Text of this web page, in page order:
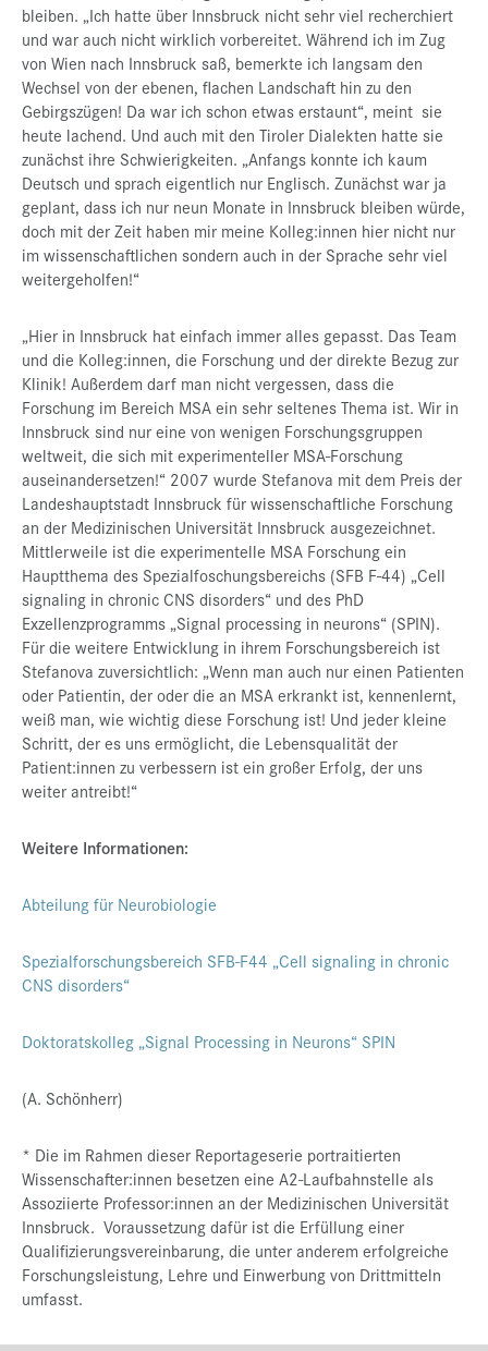
bleiben. „Ich hatte über Innsbruck nicht sehr viel recherchiert
und war auch nicht wirklich vorbereitet. Während ich im Zug
von Wien nach Innsbruck saß, bemerkte ich langsam den
Wechsel von der ebenen, flachen Landschaft hin zu den
Gebirgszügen! Da war ich schon etwas erstaunt“, meint sie
heute lachend. Und auch mit den Tiroler Dialekten hatte sie
zunächst ihre Schwierigkeiten. „Anfangs konnte ich kaum
Deutsch und sprach eigentlich nur Englisch. Zunächst war ja
geplant, dass ich nur neun Monate in Innsbruck bleiben würde,
doch mit der Zeit haben mir meine Kolleg:innen hier nicht nur
im wissenschaftlichen sondern auch in der Sprache sehr viel
weitergeholfen!“
„Hier in Innsbruck hat einfach immer alles gepasst. Das Team
und die Kolleg:innen, die Forschung und der direkte Bezug zur
Klinik! Außerdem darf man nicht vergessen, dass die
Forschung im Bereich MSA ein sehr seltenes Thema ist. Wir in
Innsbruck sind nur eine von wenigen Forschungsgruppen
weltweit, die sich mit experimenteller MSA-Forschung
auseinandersetzen!“ 2007 wurde Stefanova mit dem Preis der
Landeshauptstadt Innsbruck für wissenschaftliche Forschung
an der Medizinischen Universität Innsbruck ausgezeichnet.
Mittlerweile ist die experimentelle MSA Forschung ein
Hauptthema des Spezialfoschungsbereichs (SFB F-44) „Cell
signaling in chronic CNS disorders“ und des PhD
Exzellenzprogramms „Signal processing in neurons“ (SPIN).
Für die weitere Entwicklung in ihrem Forschungsbereich ist
Stefanova zuversichtlich: „Wenn man auch nur einen Patienten
oder Patientin, der oder die an MSA erkrankt ist, kennenlernt,
weiß man, wie wichtig diese Forschung ist! Und jeder kleine
Schritt, der es uns ermöglicht, die Lebensqualität der
Patient:innen zu verbessern ist ein großer Erfolg, der uns
weiter antreibt!“
Weitere Informationen:
Abteilung für Neurobiologie
Spezialforschungsbereich SFB-F44 „Cell signaling in chronic
CNS disorders“
Doktoratskolleg „Signal Processing in Neurons“ SPIN
(A. Schönherr)
* Die im Rahmen dieser Reportageserie portraitierten
Wissenschafter:innen besetzen eine A2-Laufbahnstelle als
Assoziierte Professor:innen an der Medizinischen Universität
Innsbruck. Voraussetzung dafür ist die Erfüllung einer
Qualifizierungsvereinbarung, die unter anderem erfolgreiche
Forschungsleistung, Lehre und Einwerbung von Drittmitteln
umfasst.